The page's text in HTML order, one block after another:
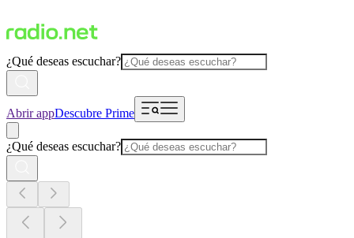
¿Qué deseas escuchar?
Abrir appDescubre Prime
¿Qué deseas escuchar?